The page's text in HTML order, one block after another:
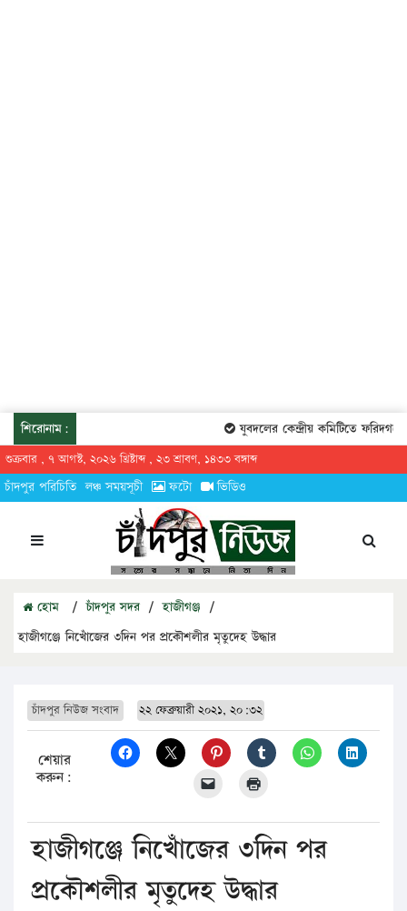
শিরোনাম: যুবদলের কেন্দ্রীয় কমিটিতে
শুক্রবার , ৭ আগস্ট, ২০২৬ খ্রিষ্টাব্দ , ২৩ শ্রাবণ, ১৪৩৩ বঙ্গাব্দ
চাঁদপুর পরিচিতি লঞ্চ সময়সূচী ফটো ভিডিও
হোম / চাঁদপুর সদর / হাজীগঞ্জ /
হাজীগঞ্জে নিখোঁজের ৩দিন পর প্রকৌশলীর মৃতুদেহ উদ্ধার
চাঁদপুর নিউজ সংবাদ ২২ ফেব্রুয়ারী ২০২১, ২০:৩২
শেয়ার
করুন:
হাজীগঞ্জে নিখোঁজের ৩দিন পর
প্রকৌশলীর মৃতুদেহ উদ্ধার